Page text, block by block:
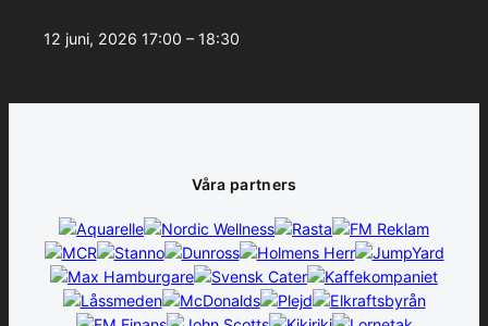
12 juni, 2026 17:00 – 18:30
Våra partners